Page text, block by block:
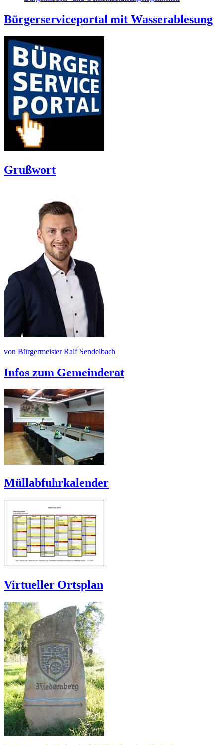
Bürgerserviceportal mit Wasserablesung
Grußwort
von Bürgermeister Ralf Sendelbach
Infos zum Gemeinderat
Müllabfuhrkalender
Virtueller Ortsplan